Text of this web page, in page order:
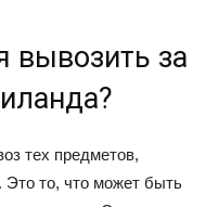
вывозить за
тех предметов,
Это то, что может быть